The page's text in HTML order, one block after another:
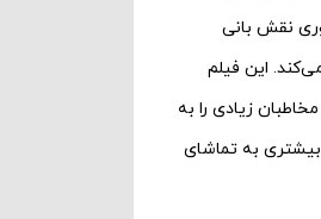
نقش بانی
این فیلم
زیادی را به
به تماشای